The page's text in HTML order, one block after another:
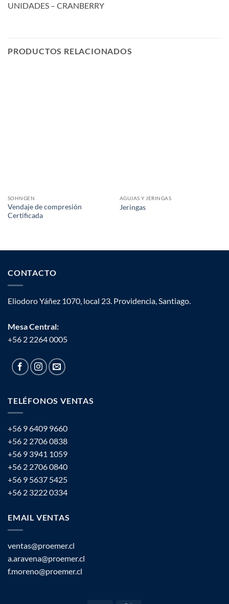
UNIDADES – CRANBERRY
PRODUCTOS RELACIONADOS
SOHNGEN
Vendaje de compresión
Certificada
AGUJAS Y JERINGAS
Jeringas
CONTACTO
Eliodoro Yáñez 1070, local 23. Providencia, Santiago.
Mesa Central:
+56 2 2264 0005
TELÉFONOS VENTAS
+56 9 6409 9660
+56 2 2706 0838
+56 9 3941 1059
+56 2 2706 0840
+56 9 5637 5425
+56 2 3222 0334
EMAIL VENTAS
ventas@proemer.cl
a.aravena@proemer.cl
f.moreno@proemer.cl